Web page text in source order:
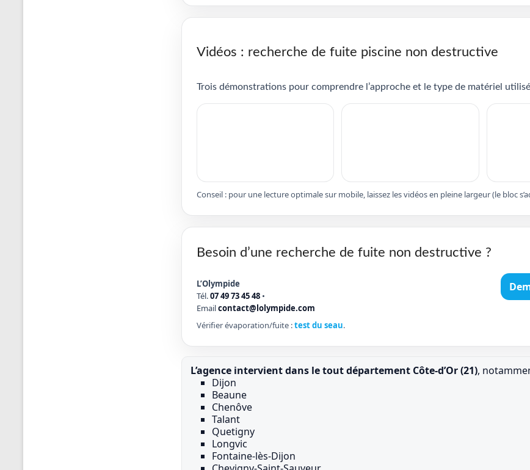
Vidéos : recherche de fuite piscine non destructive
Trois démonstrations pour comprendre l’approche et le type de matériel
Conseil : pour une lecture optimale sur mobile, laissez les vidéos en pleine largeur (le bloc
Besoin d’une recherche de fuite non destructive ?
L’Olympide
Tél.07 49 73 45 48 •
Emailcontact@lolympide.com
Vérifier évaporation/fuite :test du seau.
L’agence intervient dans le tout département Côte-d’Or (21),
Dijon
Beaune
Chenôve
Talant
Quetigny
Longvic
Fontaine-lès-Dijon